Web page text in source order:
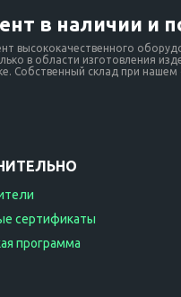
в наличии и
высококачественного
в области изготовления
Собственный склад при
сертификаты
программа